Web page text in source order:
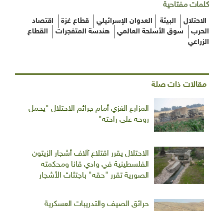
البيئة العدوان الإسرائيلي قطاع غزة
اقتصاد
سوق الأسلحة العالمي
هندسة المتفجرات
القطاع
ذات صلة
المزارع الغزي أمام جرائم الاحتلال "يحمل
روحه على راحته"
الاحتلال يقرر اقتلاع آلاف أشجار الزيتون
الفلسطينية في وادي قانا ومحكمته
الصورية تقرر "حقه" باجتثاث الأشجار
حرائق الصيف والتدريبات العسكرية